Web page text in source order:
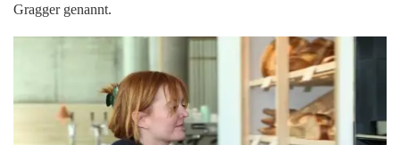
Gragger genannt.